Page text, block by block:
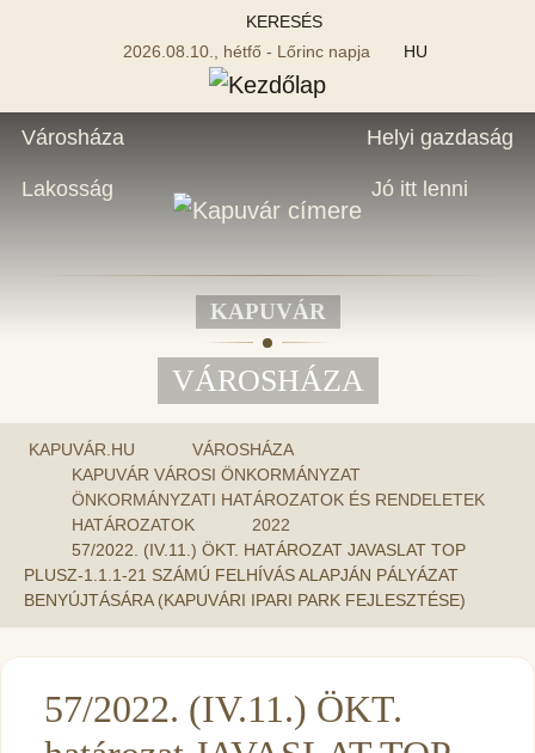
KERESÉS
2026.08.10., hétfő - Lőrinc napja
HU
Városháza
Lakosság
Helyi gazdaság
Jó itt lenni
KAPUVÁR
VÁROSHÁZA
KAPUVÁR.HU
VÁROSHÁZA
KAPUVÁR VÁROSI ÖNKORMÁNYZAT
ÖNKORMÁNYZATI HATÁROZATOK ÉS RENDELETEK
HATÁROZATOK
2022
57/2022. (IV.11.) ÖKT. HATÁROZAT JAVASLAT TOP
PLUSZ-1.1.1-21 SZÁMÚ FELHÍVÁS ALAPJÁN PÁLYÁZAT
BENYÚJTÁSÁRA (KAPUVÁRI IPARI PARK FEJLESZTÉSE)
57/2022. (IV.11.) ÖKT.